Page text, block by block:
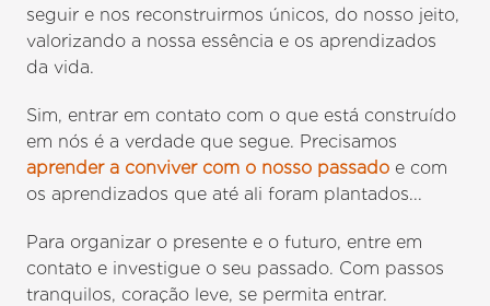
seguir e nos reconstruirmos únicos, do nosso jeito,
valorizando a nossa essência e os aprendizados
da vida.
Sim, entrar em contato com o que está construído
em nós é a verdade que segue. Precisamos
aprender a conviver com o nosso passado e com
os aprendizados que até ali foram plantados...
Para organizar o presente e o futuro, entre em
contato e investigue o seu passado. Com passos
tranquilos, coração leve, se permita entrar.